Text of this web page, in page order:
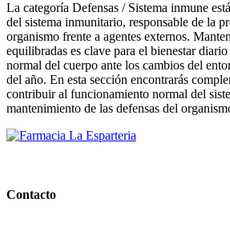
La categoría Defensas / Sistema inmune
del sistema inmunitario, responsable de la
organismo frente a agentes externos.
equilibradas es clave para el bienestar
normal del cuerpo ante los cambios del
del año. En esta sección encontrarás
contribuir al funcionamiento normal del
mantenimiento de las defensas del
Contacto